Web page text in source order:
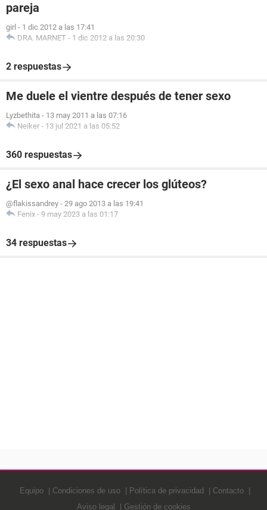
pareja
girl - 1 dic 2012 a las 17:41
DRA. MARNET - 1 dic 2012 a las 20:30
2 respuestas
Me duele el vientre después de tener sexo
Lyzbethita - 13 may 2011 a las 07:16
Neiker - 13 jul 2021 a las 05:52
360 respuestas
¿El sexo anal hace crecer los glúteos?
@flakissandrey - 29 ago 2013 a las 19:41
Fenix - 9 may 2023 a las 01:17
34 respuestas
Equipo Condiciones de uso Política de privacidad
Contacto
Aviso legal
Gestión de cookies